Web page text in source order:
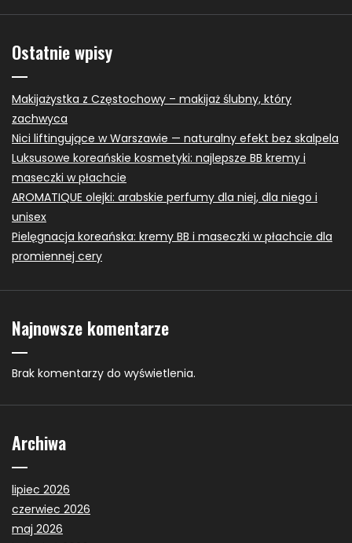
Ostatnie wpisy
Makijażystka z Częstochowy – makijaż ślubny, który
zachwyca
Nici liftingujące w Warszawie — naturalny efekt bez skalpela
Luksusowe koreańskie kosmetyki: najlepsze BB kremy i
maseczki w płachcie
AROMATIQUE olejki: arabskie perfumy dla niej, dla niego i
unisex
Pielęgnacja koreańska: kremy BB i maseczki w płachcie dla
promiennej cery
Najnowsze komentarze
Brak komentarzy do wyświetlenia.
Archiwa
lipiec 2026
czerwiec 2026
maj 2026